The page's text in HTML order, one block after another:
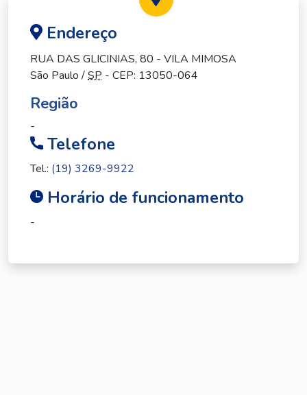
Endereço
RUA DAS GLICINIAS, 80 - VILA MIMOSA
São Paulo /SP - CEP: 13050-064
Região
-
Telefone
Tel.: (19) 3269-9922
Horário de funcionamento
-